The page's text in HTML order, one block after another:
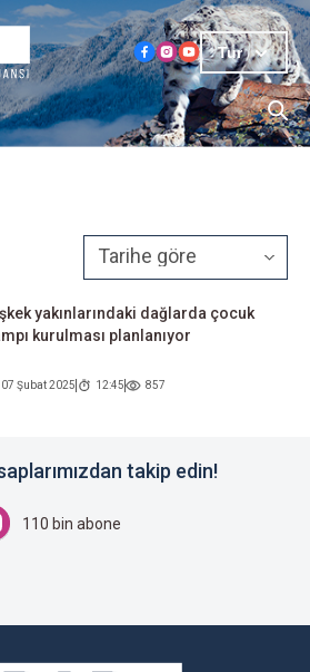
Tur
yakınlarındaki dağlarda çocuk
kurulması planlanıyor
07 Şubat 2025 12:45 857
takip edin!
110 bin abone